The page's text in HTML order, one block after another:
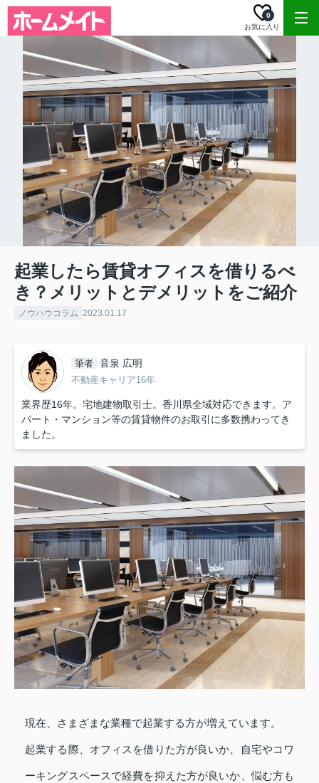
お気に入り
0
起業したら賃貸オフィスを借りるべ
き？メリットとデメリットをご紹介
ノウハウコラム 2023.01.17
筆者 音泉 広明
不動産キャリア16年
業界歴16年。宅地建物取引士。香川県全域対応できます。ア
パート・マンション等の賃貸物件のお取引に多数携わってき
ました。
現在、さまざまな業種で起業する方が増えています。
起業する際、オフィスを借りた方が良いか、自宅やコワ
ーキングスペースで経費を抑えた方が良いか、悩む方も